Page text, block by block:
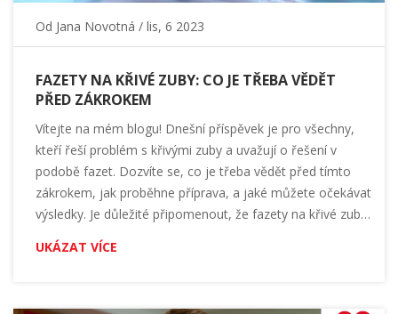
Od Jana Novotná / lis, 6 2023
FAZETY NA KŘIVÉ ZUBY: CO JE TŘEBA VĚDĚT
PŘED ZÁKROKEM
Vítejte na mém blogu! Dnešní příspěvek je pro všechny,
kteří řeší problém s křivými zuby a uvažují o řešení v
podobě fazet. Dozvíte se, co je třeba vědět před tímto
zákrokem, jak proběhne příprava, a jaké můžete očekávat
výsledky. Je důležité připomenout, že fazety na křivé zuby
mohou být efektivním řešením, ale je také dobré znát
všechny aspekty tohoto ošetření před rozhodnutím o
UKÁZAT VÍCE